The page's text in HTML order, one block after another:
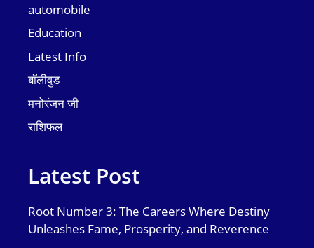
automobile
Education
Latest Info
बॉलीवुड
मनोरंजन जी
राशिफल
Latest Post
Root Number 3: The Careers Where Destiny
Unleashes Fame, Prosperity, and Reverence